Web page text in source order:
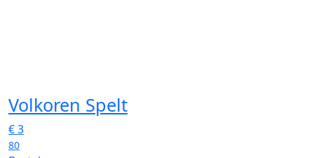
Volkoren Spelt
€3
80